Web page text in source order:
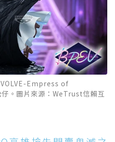
Empress of
。圖片來源：WeTrust信賴互